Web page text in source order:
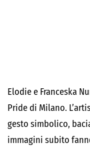
Elodie e Franceska
Pride di Milano.
gesto simbolico,
immagini subito